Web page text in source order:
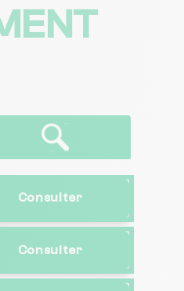
Consulter
Consulter